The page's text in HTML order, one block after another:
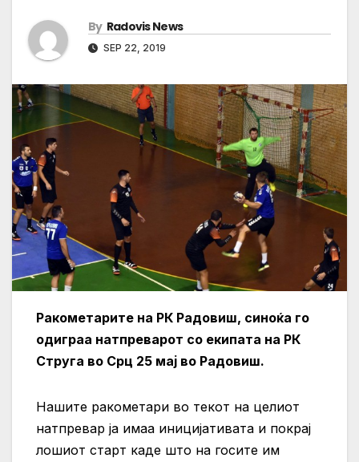
By Radovis News
SEP 22, 2019
Ракометарите на РК Радовиш, синоќа го
одиграа натпреварот со екипата на РК
Струга во Срц 25 мај во Радовиш.
Нашите ракометари во текот на целиот
натпревар ја имаа иницијативата и покрај
лошиот старт каде што на госите им